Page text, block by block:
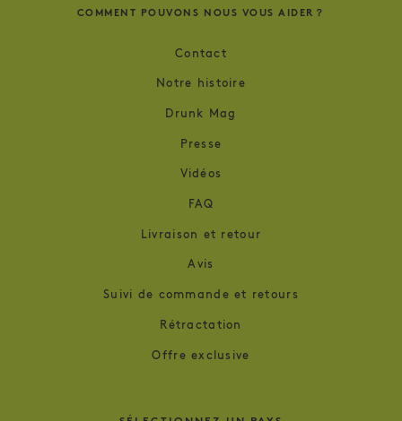
COMMENT POUVONS NOUS VOUS AIDER？
Contact
Notre histoire
Drunk Mag
Presse
Vidéos
FAQ
Livraison et retour
Avis
Suivi de commande et retours
Rétractation
Offre exclusive